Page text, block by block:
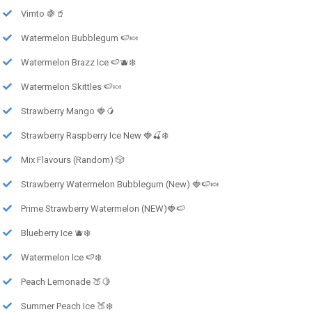
Vimto 🍇🥤
Watermelon Bubblegum 🍉🍬
Watermelon Brazz Ice 🍉🫐❄️
Watermelon Skittles 🍉🍬
Strawberry Mango 🍓🥭
Strawberry Raspberry Ice New 🍓🍒❄️
Mix Flavours (Random) 🎲
Strawberry Watermelon Bubblegum (New) 🍓🍉🍬
Prime Strawberry Watermelon (NEW)🍓🍉
Blueberry Ice 🫐❄️
Watermelon Ice 🍉❄️
Peach Lemonade 🍑🍋
Summer Peach Ice 🍑❄️